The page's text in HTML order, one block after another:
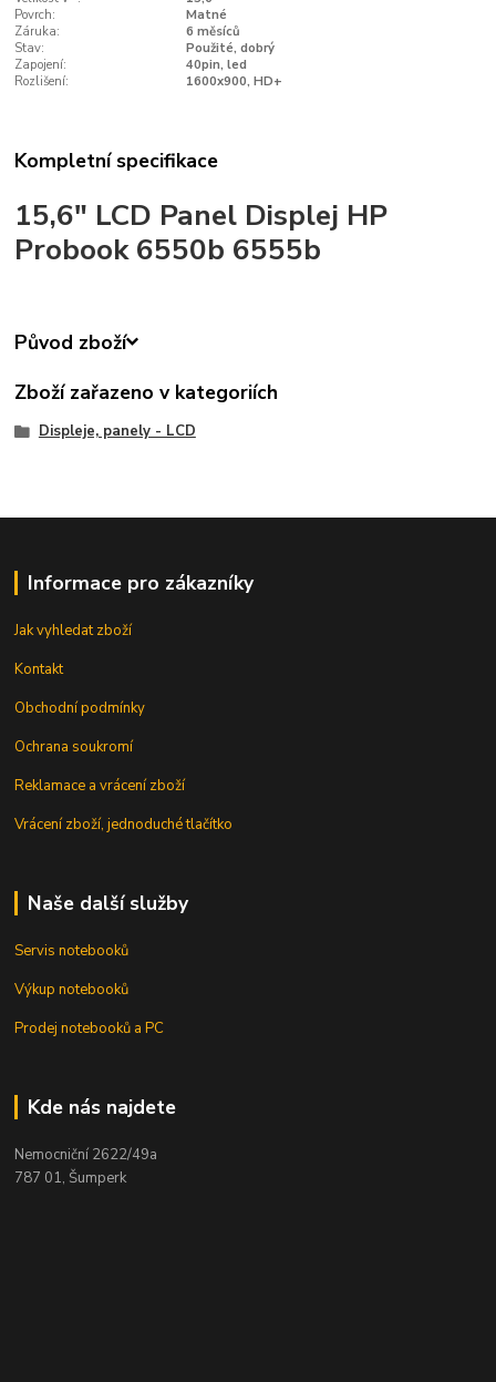
Povrch:
Matné
Záruka:
6 měsíců
Stav:
Použité, dobrý
Zapojení:
40pin, led
Rozlišení:
1600x900, HD+
Kompletní specifikace
15,6" LCD Panel Displej HP
Probook 6550b 6555b
Původ zboží
Zboží zařazeno v kategoriích
Displeje, panely - LCD
Informace pro zákazníky
Jak vyhledat zboží
Kontakt
Obchodní podmínky
Ochrana soukromí
Reklamace a vrácení zboží
Vrácení zboží, jednoduché tlačítko
Naše další služby
Servis notebooků
Výkup notebooků
Prodej notebooků a PC
Kde nás najdete
Nemocniční 2622/49a
787 01, Šumperk